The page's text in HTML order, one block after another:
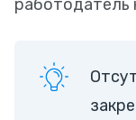
работодатель